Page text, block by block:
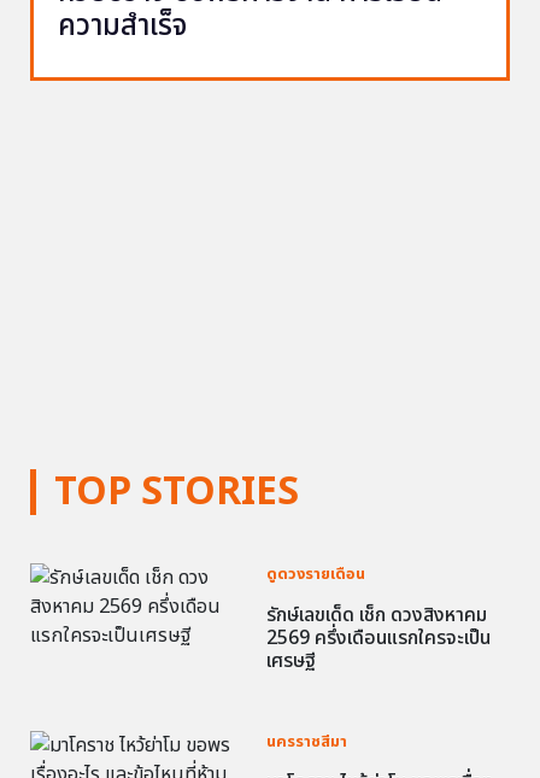
TOP STORIES
ดูดวงรายเดือน
รักษ์เลขเด็ด เช็ก ดวงสิงหาคม
2569 ครึ่งเดือนแรกใครจะเป็น
เศรษฐี
นครราชสีมา
ความสำเร็จ